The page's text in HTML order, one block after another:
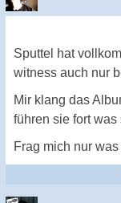
Sputtel hat
witness auch nur
Mir klang das
führen sie fort
Frag mich nur